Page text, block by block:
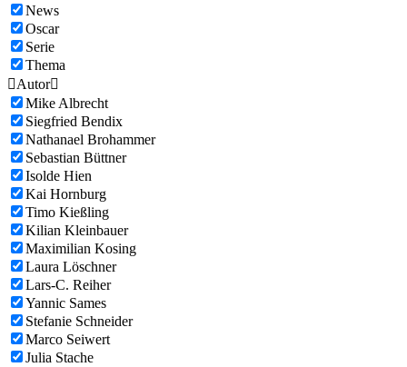
News
Oscar
Serie
Thema
Autor
Mike Albrecht
Siegfried Bendix
Nathanael Brohammer
Sebastian Büttner
Isolde Hien
Kai Hornburg
Timo Kießling
Kilian Kleinbauer
Maximilian Kosing
Laura Löschner
Lars-C. Reiher
Yannic Sames
Stefanie Schneider
Marco Seiwert
Julia Stache